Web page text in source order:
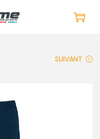
SUIVANT